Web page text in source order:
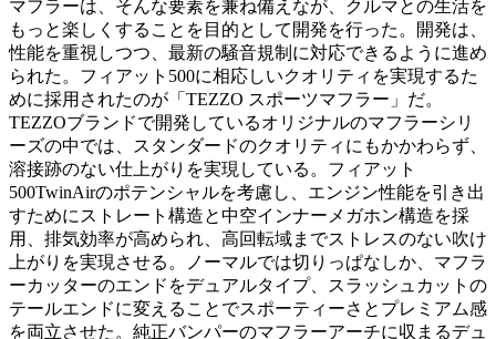
マフラーは、そんな要素を兼ね備えなが、クルマとの生活を
もっと楽しくすることを目的として開発を行った。開発は、
性能を重視しつつ、最新の騒音規制に対応できるように進め
られた。フィアット500に相応しいクオリティを実現するた
めに採用されたのが「TEZZO スポーツマフラー」だ。
TEZZOブランドで開発しているオリジナルのマフラーシリ
ーズの中では、スタンダードのクオリティにもかかわらず、
溶接跡のない仕上がりを実現している。フィアット
500TwinAirのポテンシャルを考慮し、エンジン性能を引き出
すためにストレート構造と中空インナーメガホン構造を採
用、排気効率が高められ、高回転域までストレスのない吹け
上がりを実現させる。ノーマルでは切りっぱなしか、マフラ
ーカッターのエンドをデュアルタイプ、スラッシュカットの
テールエンドに変えることでスポーティーさとプレミアム感
を両立させた。純正バンパーのマフラーアーチに収まるデュ